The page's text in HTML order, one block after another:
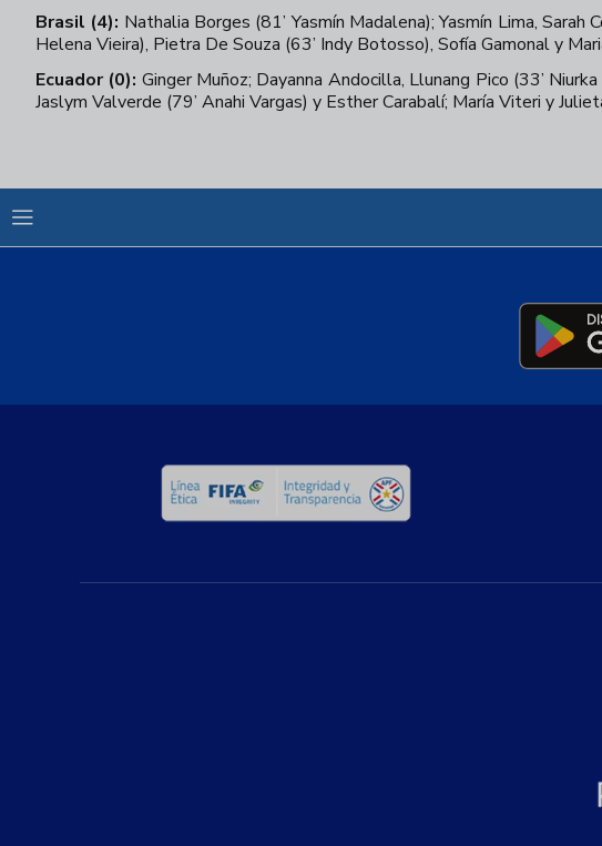
Brasil (4): Nathalia Borges (81’ Yasmín Madalena); Yasmín Lima,
Helena Vieira), Pietra De Souza (63’ Indy Botosso), Sofía Gamonal y
Ecuador (0): Ginger Muñoz; Dayanna Andocilla, Llunang Pico (33’
Jaslym Valverde (79’ Anahi Vargas) y Esther Carabalí; María Viteri y